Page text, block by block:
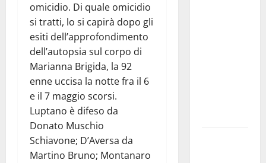
omicidio. Di quale omicidio
si tratti, lo si capirà dopo gli
esiti dell’approfondimento
dell’autopsia sul corpo di
Marianna Brigida, la 92
enne uccisa la notte fra il 6
e il 7 maggio scorsi.
Luptano è difeso da
Donato Muschio
Schiavone; D’Aversa da
Martino Bruno; Montanaro